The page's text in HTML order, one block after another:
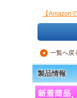
【Amazon
▲ 一覧へ戻
製品情報